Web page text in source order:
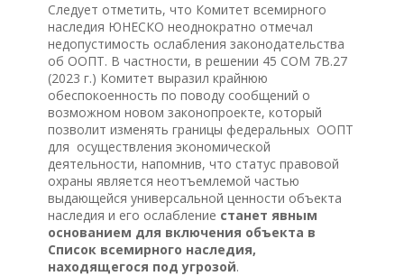
Следует отметить, что Комитет всемирного
наследия ЮНЕСКО неоднократно отмечал
недопустимость ослабления законодательства
об ООПТ. В частности, в решении 45 COM 7B.27
(2023 г.) Комитет выразил крайнюю
обеспокоенность по поводу сообщений о
возможном новом законопроекте, который
позволит изменять границы федеральных ООПТ
для осуществления экономической
деятельности, напомнив, что статус правовой
охраны является неотъемлемой частью
выдающейся универсальной ценности объекта
наследия и его ослабление станет явным
основанием для включения объекта в
Список всемирного наследия,
находящегося под угрозой.